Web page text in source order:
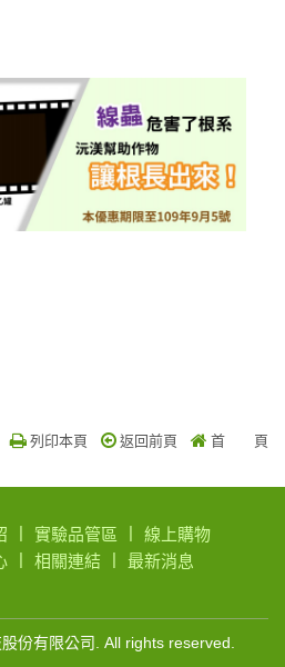
列印本頁 返回前頁 首 頁
實驗品管區
線上購物
相關連結
最新消息
份有限公司. All rights reserved.